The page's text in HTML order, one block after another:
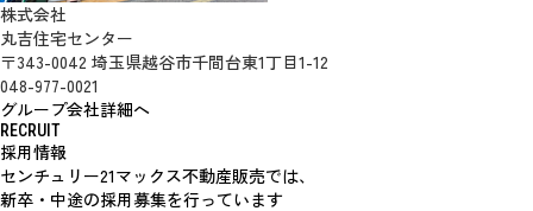
株式会社
丸吉住宅センター
〒343-0042 埼玉県越谷市千間台東1丁目1-12
048-977-0021
グループ会社詳細へ
RECRUIT
採用情報
センチュリー21マックス不動産販売では、
新卒・中途の採用募集を行っています